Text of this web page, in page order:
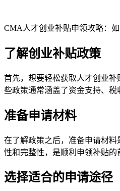
CMA人才创业补贴申领攻略：
了解创业补贴政策
首先，想要轻松获取人才创业
些政策通常涵盖了资金支持、税
准备申请材料
在了解政策之后，准备申请材
性和完整性，是顺利申领补贴的
选择适合的申请途径